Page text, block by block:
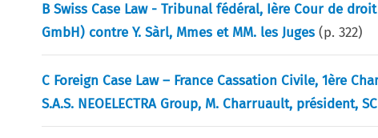
B Swiss Case Law - Tribunal fédéral, Ière Cour de
GmbH) contre Y. Sàrl, Mmes et MM. les Juges(p.322)
C Foreign Case Law – France Cassation Civile, 1ère
S.A.S. NEOELECTRA Group, M. Charruault, président,